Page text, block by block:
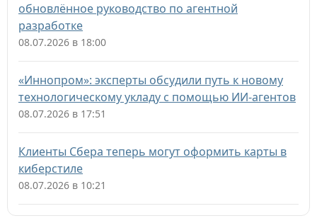
обновлённое руководство по агентной
разработке
08.07.2026 в 18:00
«Иннопром»: эксперты обсудили путь к новому
технологическому укладу с помощью ИИ-агентов
08.07.2026 в 17:51
Клиенты Сбера теперь могут оформить карты в
киберстиле
08.07.2026 в 10:21